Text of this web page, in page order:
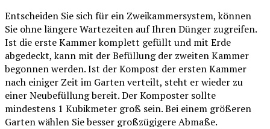
Entscheiden Sie sich für ein Zweikammersystem, können
Sie ohne längere Wartezeiten auf Ihren Dünger zugreifen.
Ist die erste Kammer komplett gefüllt und mit Erde
abgedeckt, kann mit der Befüllung der zweiten Kammer
begonnen werden. Ist der Kompost der ersten Kammer
nach einiger Zeit im Garten verteilt, steht er wieder zu
einer Neubefüllung bereit. Der Komposter sollte
mindestens 1 Kubikmeter groß sein. Bei einem größeren
Garten wählen Sie besser großzügigere Abmaße.